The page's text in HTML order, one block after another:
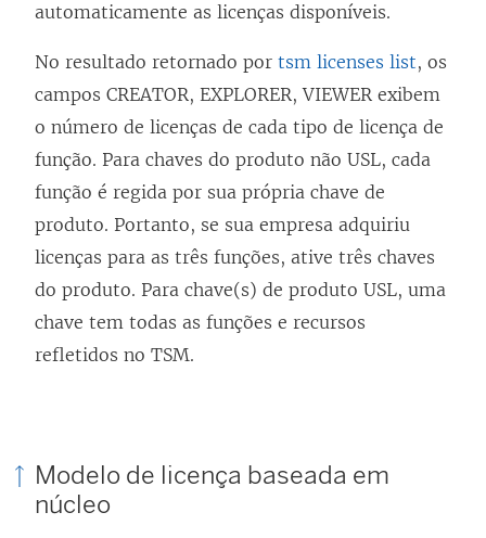
automaticamente as licenças disponíveis.
No resultado retornado por tsm licenses list, os
campos CREATOR, EXPLORER, VIEWER exibem
o número de licenças de cada tipo de licença de
função. Para chaves do produto não USL, cada
função é regida por sua própria chave de
produto. Portanto, se sua empresa adquiriu
licenças para as três funções, ative três chaves
do produto. Para chave(s) de produto USL, uma
chave tem todas as funções e recursos
refletidos no TSM.
Modelo de licença baseada em
núcleo